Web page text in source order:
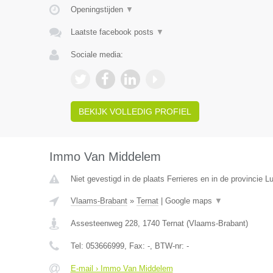
Openingstijden ▼
Laatste facebook posts ▼
Sociale media:
BEKIJK VOLLEDIG PROFIEL
Immo Van Middelem
Niet gevestigd in de plaats Ferrieres en in de provincie
Vlaams-Brabant» Ternat| Google maps ▼
Assesteenweg 228, 1740 Ternat(Vlaams-Brabant)
Tel: 053666999, Fax: -, BTW-nr: -
E-mail › Immo Van Middelem